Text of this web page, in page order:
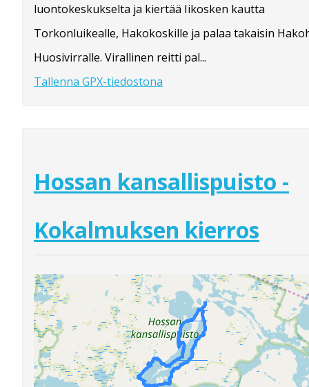
luontokeskukselta ja kiertää Iikosken kautta
Torkonluikealle, Hakokoskille ja palaa takaisin
Huosivirralle. Virallinen reitti pal...
Tallenna GPX-tiedostona
Hossan kansallispuisto -
Kokalmuksen kierros